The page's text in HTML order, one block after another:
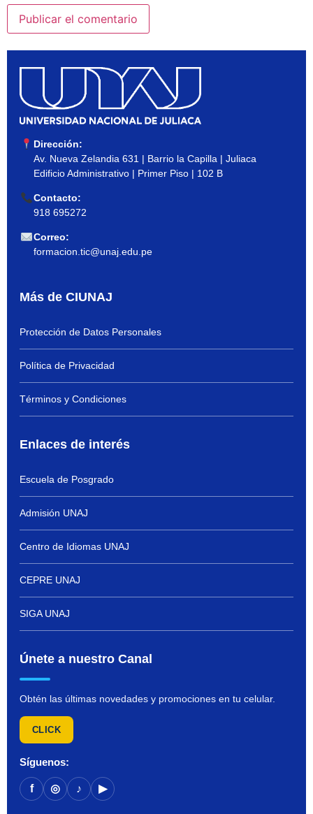
Dirección:
Av. Nueva Zelandia 631 | Barrio la Capilla | Juliaca
Edificio Administrativo | Primer Piso | 102 B
Contacto:
918 695272
Correo:
formacion.tic@unaj.edu.pe
Más de CIUNAJ
Protección de Datos Personales
Política de Privacidad
Términos y Condiciones
Enlaces de interés
Escuela de Posgrado
Admisión UNAJ
Centro de Idiomas UNAJ
CEPRE UNAJ
SIGA UNAJ
Únete a nuestro Canal
Obtén las últimas novedades y promociones en tu celular.
CLICK
Síguenos:
f ◎ ♪ ▶